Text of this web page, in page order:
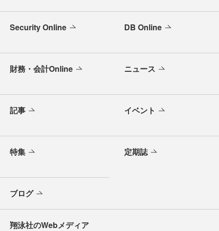
Security Online DB Online
財務・会計Online ニュース
記事 イベント
特集 定期誌
ブログ
翔泳社のWebメディア